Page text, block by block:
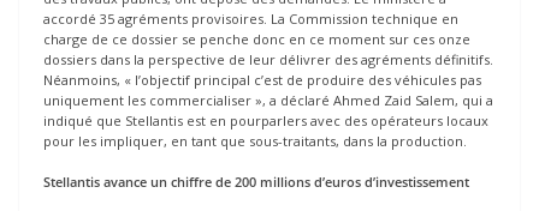
accordé 35 agréments provisoires. La Commission technique en
charge de ce dossier se penche donc en ce moment sur ces onze
dossiers dans la perspective de leur délivrer des agréments définitifs.
Néanmoins, « l’objectif principal c’est de produire des véhicules pas
uniquement les commercialiser », a déclaré Ahmed Zaid Salem, qui a
indiqué que Stellantis est en pourparlers avec des opérateurs locaux
pour les impliquer, en tant que sous-traitants, dans la production.
Stellantis avance un chiffre de 200 millions d’euros d’investissement